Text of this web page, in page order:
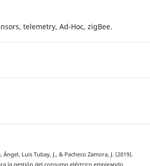
telemetry, Ad-Hoc, zigBee.
Luis Tubay, J., & Pacheco Zamora, J. (2019).